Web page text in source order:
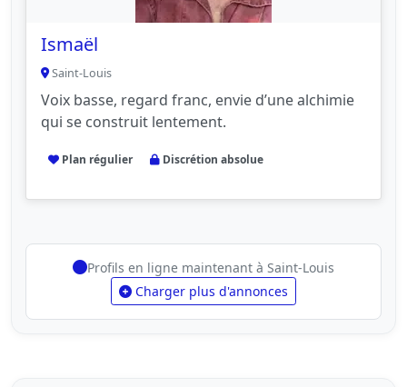
Ismaël
Saint-Louis
Voix basse, regard franc, envie d’une alchimie
qui se construit lentement.
Plan régulier Discrétion absolue
Profils en ligne maintenant à Saint-Louis
Charger plus d'annonces